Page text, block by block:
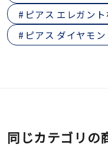
ピアス エレガン
ピアス ダイヤモン
同じカテゴリの